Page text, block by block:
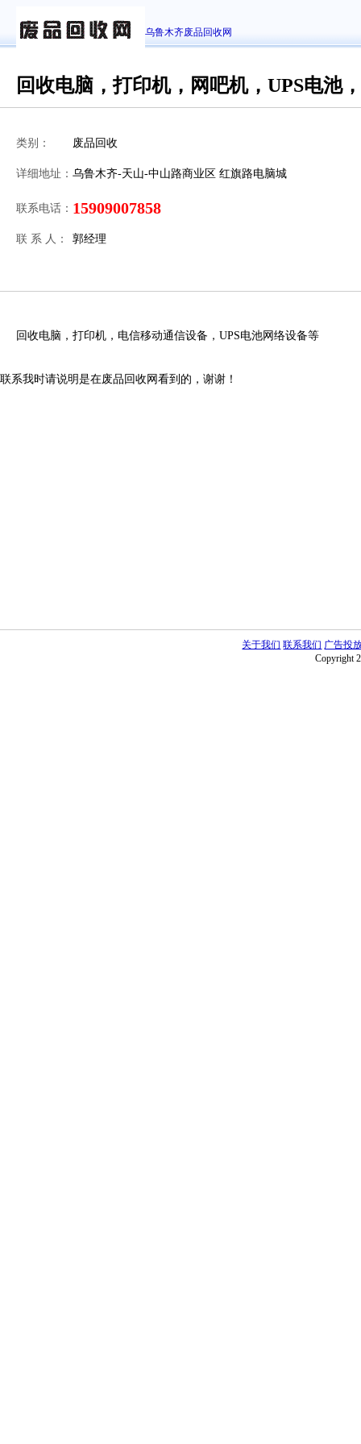
乌鲁木齐废品回收网
回收电脑，打印机，网吧机，UPS电池
类别： 废品回收
详细地址： 乌鲁木齐-天山-中山路商业区 红旗路电脑城
联系电话： 15909007858
联 系 人： 郭经理
回收电脑，打印机，电信移动通信设备，UPS电池网络设备等
联系我时请说明是在废品回收网看到的，谢谢！
关于我们 联系我们 广告投
Copyright